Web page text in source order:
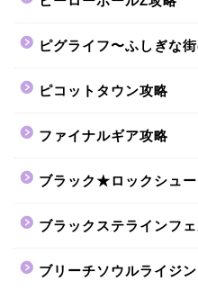
ピグライフ〜ふしぎな
ピコットタウン攻略
ファイナルギア攻略
ブラック★ロックシュ
ブラックステラインフ
ブリーチソウルライジ